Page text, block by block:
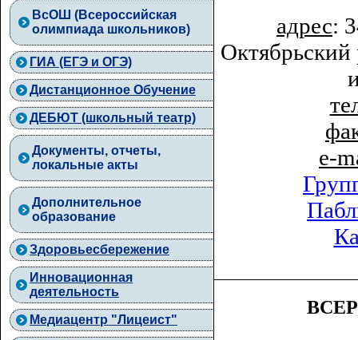
ВcОШ (Всероссийская
олимпиада школьников)
ГИА (ЕГЭ и ОГЭ)
Дистанционное Обучение
ДЕБЮТ (школьный театр)
Документы, отчеты,
локальные акты
Дополнительное
образование
Здоровьесбережение
Инновационная
деятельность
Медиацентр "Лицеист"
адрес:
e-